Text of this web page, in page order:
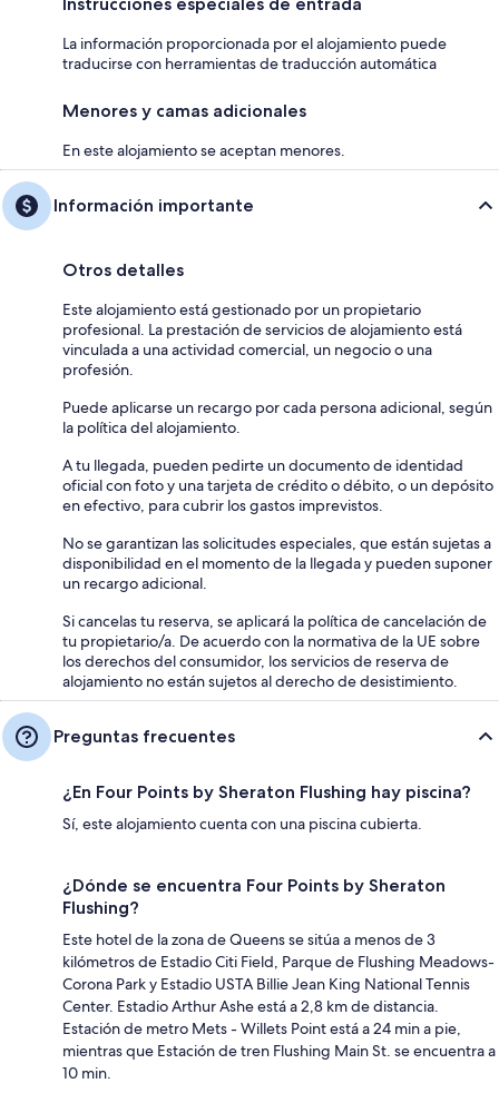
La información proporcionada por el alojamiento puede
traducirse con herramientas de traducción automática
Menores y camas adicionales
En este alojamiento se aceptan menores.
Información importante
Otros detalles
Este alojamiento está gestionado por un propietario
profesional. La prestación de servicios de alojamiento está
vinculada a una actividad comercial, un negocio o una
profesión.
Puede aplicarse un recargo por cada persona adicional, según
la política del alojamiento.
A tu llegada, pueden pedirte un documento de identidad
oficial con foto y una tarjeta de crédito o débito, o un depósito
en efectivo, para cubrir los gastos imprevistos.
No se garantizan las solicitudes especiales, que están sujetas a
disponibilidad en el momento de la llegada y pueden suponer
un recargo adicional.
Si cancelas tu reserva, se aplicará la política de cancelación de
tu propietario/a. De acuerdo con la normativa de la UE sobre
los derechos del consumidor, los servicios de reserva de
alojamiento no están sujetos al derecho de desistimiento.
Preguntas frecuentes
¿En Four Points by Sheraton Flushing hay piscina?
Sí, este alojamiento cuenta con una piscina cubierta.
¿Dónde se encuentra Four Points by Sheraton
Flushing?
Este hotel de la zona de Queens se sitúa a menos de 3
kilómetros de Estadio Citi Field, Parque de Flushing Meadows-
Corona Park y Estadio USTA Billie Jean King National Tennis
Center. Estadio Arthur Ashe está a 2,8 km de distancia.
Estación de metro Mets - Willets Point está a 24 min a pie,
mientras que Estación de tren Flushing Main St. se encuentra a
10 min.